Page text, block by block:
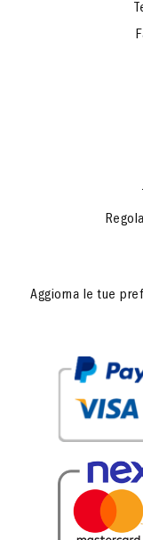
Aggiorna le tue